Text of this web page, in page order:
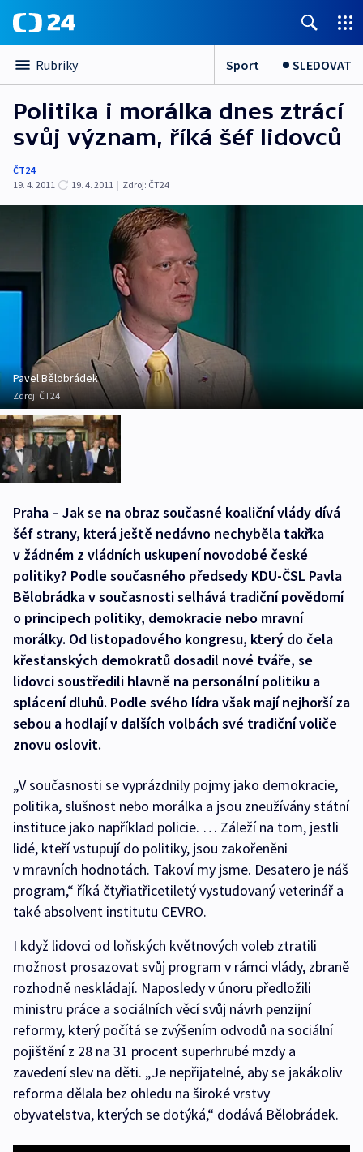
Rubriky Sport SLEDOVAT
Politika i morálka dnes ztrácí
svůj význam, říká šéf lidovců
ČT24
19. 4. 2011
19. 4. 2011 | Zdroj: ČT24
Pavel Bělobrádek
Zdroj: ČT24
Praha – Jak se na obraz současné koaliční vlády dívá
šéf strany, která ještě nedávno nechyběla takřka
v žádném z vládních uskupení novodobé české
politiky? Podle současného předsedy KDU-ČSL Pavla
Bělobrádka v současnosti selhává tradiční povědomí
o principech politiky, demokracie nebo mravní
morálky. Od listopadového kongresu, který do čela
křesťanských demokratů dosadil nové tváře, se
lidovci soustředili hlavně na personální politiku a
splácení dluhů. Podle svého lídra však mají nejhorší za
sebou a hodlají v dalších volbách své tradiční voliče
znovu oslovit.
„V současnosti se vyprázdnily pojmy jako demokracie,
politika, slušnost nebo morálka a jsou zneužívány státní
instituce jako například policie. … Záleží na tom, jestli
lidé, kteří vstupují do politiky, jsou zakořeněni
v mravních hodnotách. Takoví my jsme. Desatero je náš
program,“ říká čtyřiatřicetiletý vystudovaný veterinář a
také absolvent institutu CEVRO.
I když lidovci od loňských květnových voleb ztratili
možnost prosazovat svůj program v rámci vlády, zbraně
rozhodně neskládají. Naposledy v únoru předložili
ministru práce a sociálních věcí svůj návrh penzijní
reformy, který počítá se zvýšením odvodů na sociální
pojištění z 28 na 31 procent superhrubé mzdy a
zavedení slev na děti. „Je nepřijatelné, aby se jakákoliv
reforma dělala bez ohledu na široké vrstvy
obyvatelstva, kterých se dotýká,“ dodává Bělobrádek.